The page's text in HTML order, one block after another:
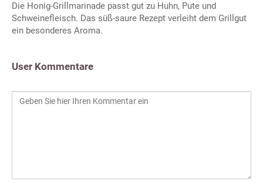
Die Honig-Grillmarinade passt gut zu Huhn, Pute und
Schweinefleisch. Das süß-saure Rezept verleiht dem Grillgut
ein besonderes Aroma.
User Kommentare